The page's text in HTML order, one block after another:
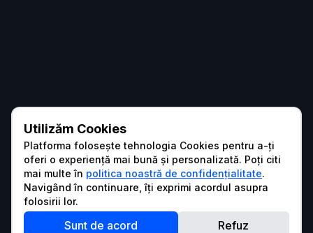
Utilizăm Cookies
Platforma folosește tehnologia Cookies pentru a-ți
oferi o experiență mai bună și personalizată. Poți citi
mai multe în politica noastră de confidențialitate.
Navigând în continuare, îți exprimi acordul asupra
folosirii lor.
Sunt de acord Refuz